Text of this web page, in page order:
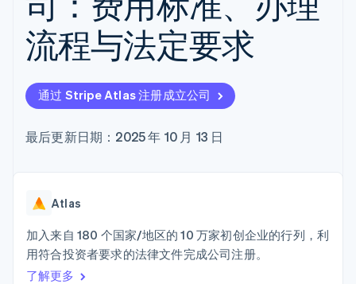
Checkout
预构建支付界
面
Elements
Payment
methods
接入 125+ 种支
付方式
Terminal
Authorization
支付成功率优
Link
加速结账
订阅管理
Invoicing
一次性或定期
Tax
销售税和增值
税自动化
Revenue
Recognition
Stripe Sigma
方打款
Crypto
钱包、
稳定币
按应用场景
智能体商务
加密货币
电子商务
嵌入式金融
财务自动化
全球化企业
交易市场
按行业
指南
接受线上付款
实施预置结账流程
构建平台或交易市场
管理订阅
发行稳定币支持的支付卡
资源
应用集成
支持
获取支持
托管支持方案
专业服务
公司
Stripe Press
流程与法定要求
通过 Stripe Atlas 注册成立公司
最后更新日期：2025 年 10 月 13 日
Atlas
加入来自 180 个国家/地区的 10 万家初创企业的行列，利
用符合投资者要求的法律文件完成公司注册。
了解更多